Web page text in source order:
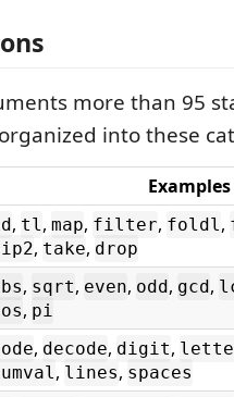
more than 95
into these
Examples
, tl, map, filter, foldl,
, take, drop
, sqrt, even, odd, gcd,
, pi
, decode, digit,
, lines, spaces